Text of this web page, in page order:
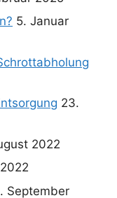
5. Januar
23.
2022
September